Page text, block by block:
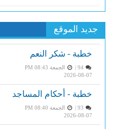
جديد الموقع
خطبة - شكر النعم
94 |
الجمعة PM 08:43
2026-08-07
خطبة - أحكام المساجد
الجمعة PM 08:40
2026-08-07